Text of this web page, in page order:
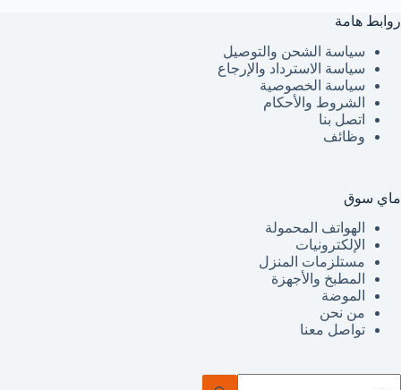
روابط هامة
سياسة الشحن والتوصيل
سياسة الاسترداد والإرجاع
سياسة الخصوصية
الشروط والأحكام
اتصل بنا
وظائف
ماي سوق
الهواتف المحمولة
الإلكترونيات
مستلزمات المنزل
المطبخ والأجهزة
الموضة
من نحن
تواصل معنا